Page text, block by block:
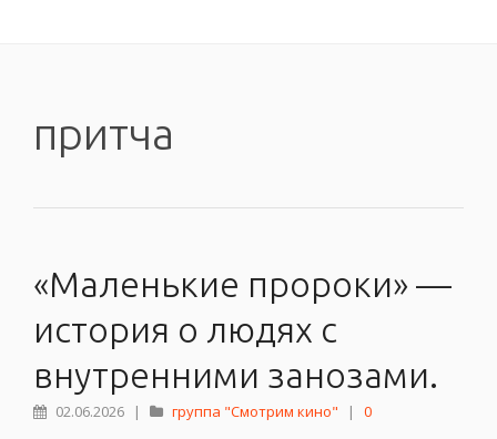
притча
«Маленькие пророки» —
история о людях с
внутренними занозами.
02.06.2026 | группа "Смотрим кино" | 0